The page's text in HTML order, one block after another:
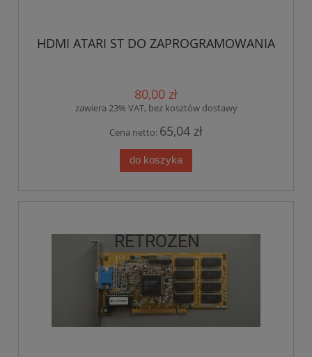
HDMI ATARI ST DO ZAPROGRAMOWANIA
80,00 zł
zawiera 23% VAT, bez kosztów dostawy
Cena netto: 65,04 zł
do koszyka